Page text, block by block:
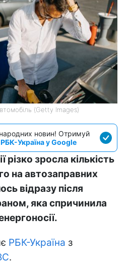
(Getty Images)
новин! Отримуй
РБК-Україна у Google
різко зросла кількість
на автозаправних
відразу після
яка спричинила
РБК-Україна з
.